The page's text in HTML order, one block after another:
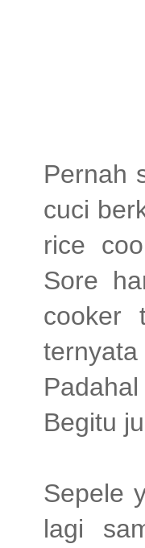
Pernah
cuci
rice
Sore
cooker
Begitu
Sepele
lagi